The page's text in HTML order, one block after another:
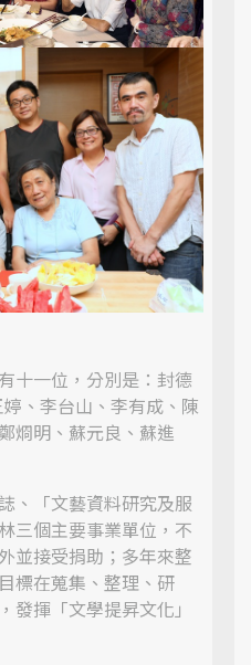
十一位，分別是：封德
、李台山、李有成、陳
烱明、蘇元良、蘇進
、「文藝資料研究及服
三個主要事業單位，不
並接受捐助；多年來整
標在蒐集、整理、研
發揮「文學提昇文化」